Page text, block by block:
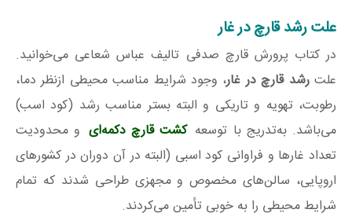
علت رشد قارچ در غار
در کتاب پرورش قارچ صدفی تالیف عباس شعاعی می‌خوانید.
علترشد قارچ در غار، وجود شرایط مناسب محیطی ازنظر دما،
رطوبت، تهویه و تاریکی و البته بستر مناسب رشد (کود اسب)
می‌باشد. به‌تدریج با توسعه کشت قارچ دکمه‌ای و محدودیت
تعداد غارها و فراوانی کود اسبی (البته در آن دوران در کشورهای
اروپایی، سالن‌های مخصوص و مجهزی طراحی شدند که تمام
شرایط محیطی را به خوبی تأمین می‌کردند.